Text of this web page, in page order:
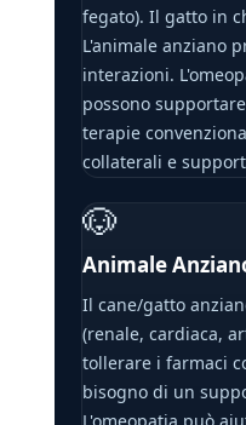
fegato). Il gatto in
L'animale anziano
interazioni.
possono
terapie
collaterali e
🐶
Animale
Il cane/gatto
(renale, cardiaca,
tollerare i farmaci
bisogno di un